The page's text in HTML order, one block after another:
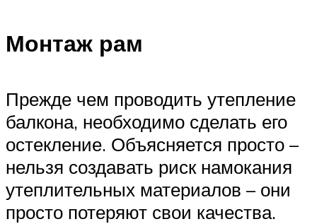
Монтаж рам
Прежде чем проводить утепление
балкона, необходимо сделать его
остекление. Объясняется просто –
нельзя создавать риск намокания
утеплительных материалов – они
просто потеряют свои качества.